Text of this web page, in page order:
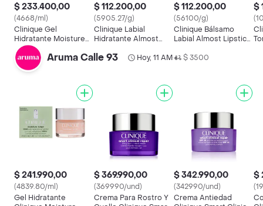
$ 233.400,00
(4668/ml)
Clinique Gel
Hidratante Moisture
Surge 100H Auto-
Replenishing
$ 112.200,00
(5905.27/g)
Clinique Labial
Hidratante Almost
$ 112.200,00
(56100/g)
Clinique Bálsamo
Labial Almost Lipstick
$
Aruma Calle 93 Hoy, 11 AM• $ 3500
$ 241.990,00
(4839.80/ml)
Gel Hidratante
$ 369.990,00
(369990/und)
Crema Para Rostro Y
$ 342.990,00
(342990/und)
Crema Antiedad
$